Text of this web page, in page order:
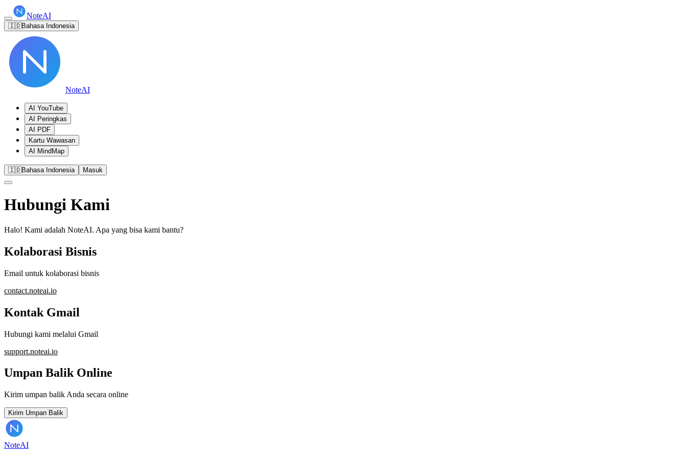
NoteAI
🇮🇩Bahasa Indonesia
NoteAI
AI YouTube
AI Peringkas
AI PDF
Kartu Wawasan
AI MindMap
🇮🇩Bahasa Indonesia Masuk
Hubungi Kami
Halo! Kami adalah NoteAI. Apa yang bisa kami bantu?
Kolaborasi Bisnis
Email untuk kolaborasi bisnis
contact.noteai.io
Kontak Gmail
Hubungi kami melalui Gmail
support.noteai.io
Umpan Balik Online
Kirim umpan balik Anda secara online
Kirim Umpan Balik
NoteAI